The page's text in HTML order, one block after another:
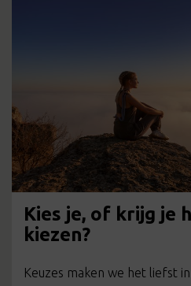
Kies je, of krijg je
kiezen?
Keuzes maken we het liefst